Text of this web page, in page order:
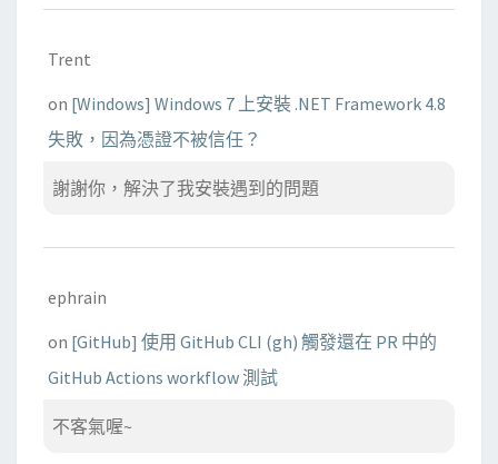
Trent
on [Windows] Windows 7 上安裝 .NET Framework 4.8
失敗，因為憑證不被信任？
謝謝你，解決了我安裝遇到的問題
ephrain
on [GitHub] 使用 GitHub CLI (gh) 觸發還在 PR 中的
GitHub Actions workflow 測試
不客氣喔~